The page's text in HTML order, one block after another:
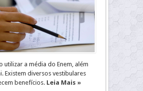
utilizar a média do Enem, além
Existem diversos vestibulares
benefícios. Leia Mais »